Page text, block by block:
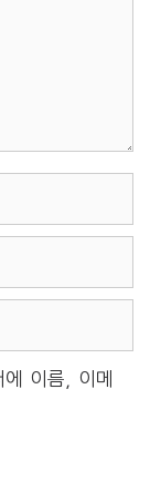
이름, 이메